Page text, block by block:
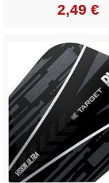
2,49 €